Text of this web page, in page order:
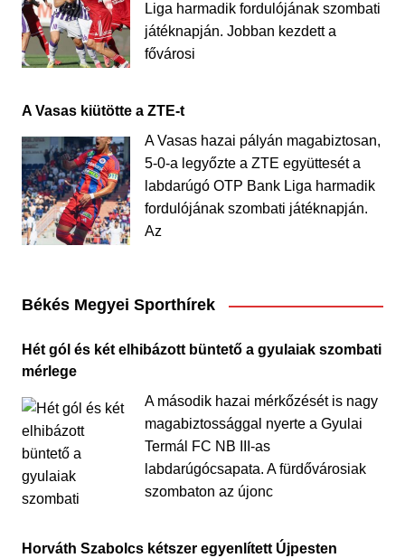
Liga harmadik fordulójának szombati
játéknapján. Jobban kezdett a
fővárosi
A Vasas kiütötte a ZTE-t
A Vasas hazai pályán magabiztosan,
5-0-a legyőzte a ZTE együttesét a
labdarúgó OTP Bank Liga harmadik
fordulójának szombati játéknapján.
Az
Békés Megyei Sporthírek
Hét gól és két elhibázott büntető a gyulaiak szombati
mérlege
A második hazai mérkőzését is nagy
magabiztossággal nyerte a Gyulai
Termál FC NB III-as
labdarúgócsapata. A fürdővárosiak
szombaton az újonc
Horváth Szabolcs kétszer egyenlített Újpesten